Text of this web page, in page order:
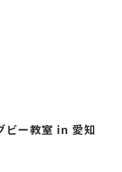
ー教室 in 愛知